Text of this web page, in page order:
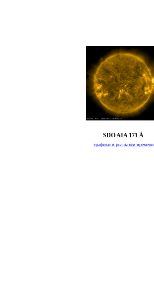
SDO AIA 171 Å
графики в реальном времени